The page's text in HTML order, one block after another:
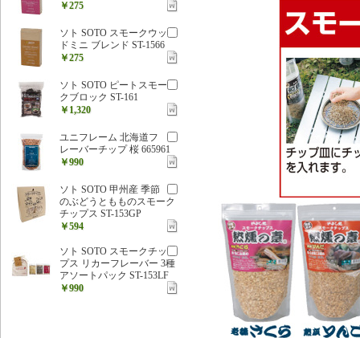
￥275
ソト SOTO スモークウッ
ドミニ ブレンド ST-1566
￥275
ソト SOTO ピートスモー
クブロック ST-161
￥1,320
ユニフレーム 北海道フ
レーバーチップ 桜 665961
￥990
ソト SOTO 甲州産 季節
のぶどうともものスモーク
チップス ST-153GP
￥594
ソト SOTO スモークチッ
プス リカーフレーバー 3種
アソートパック ST-153LF
￥990